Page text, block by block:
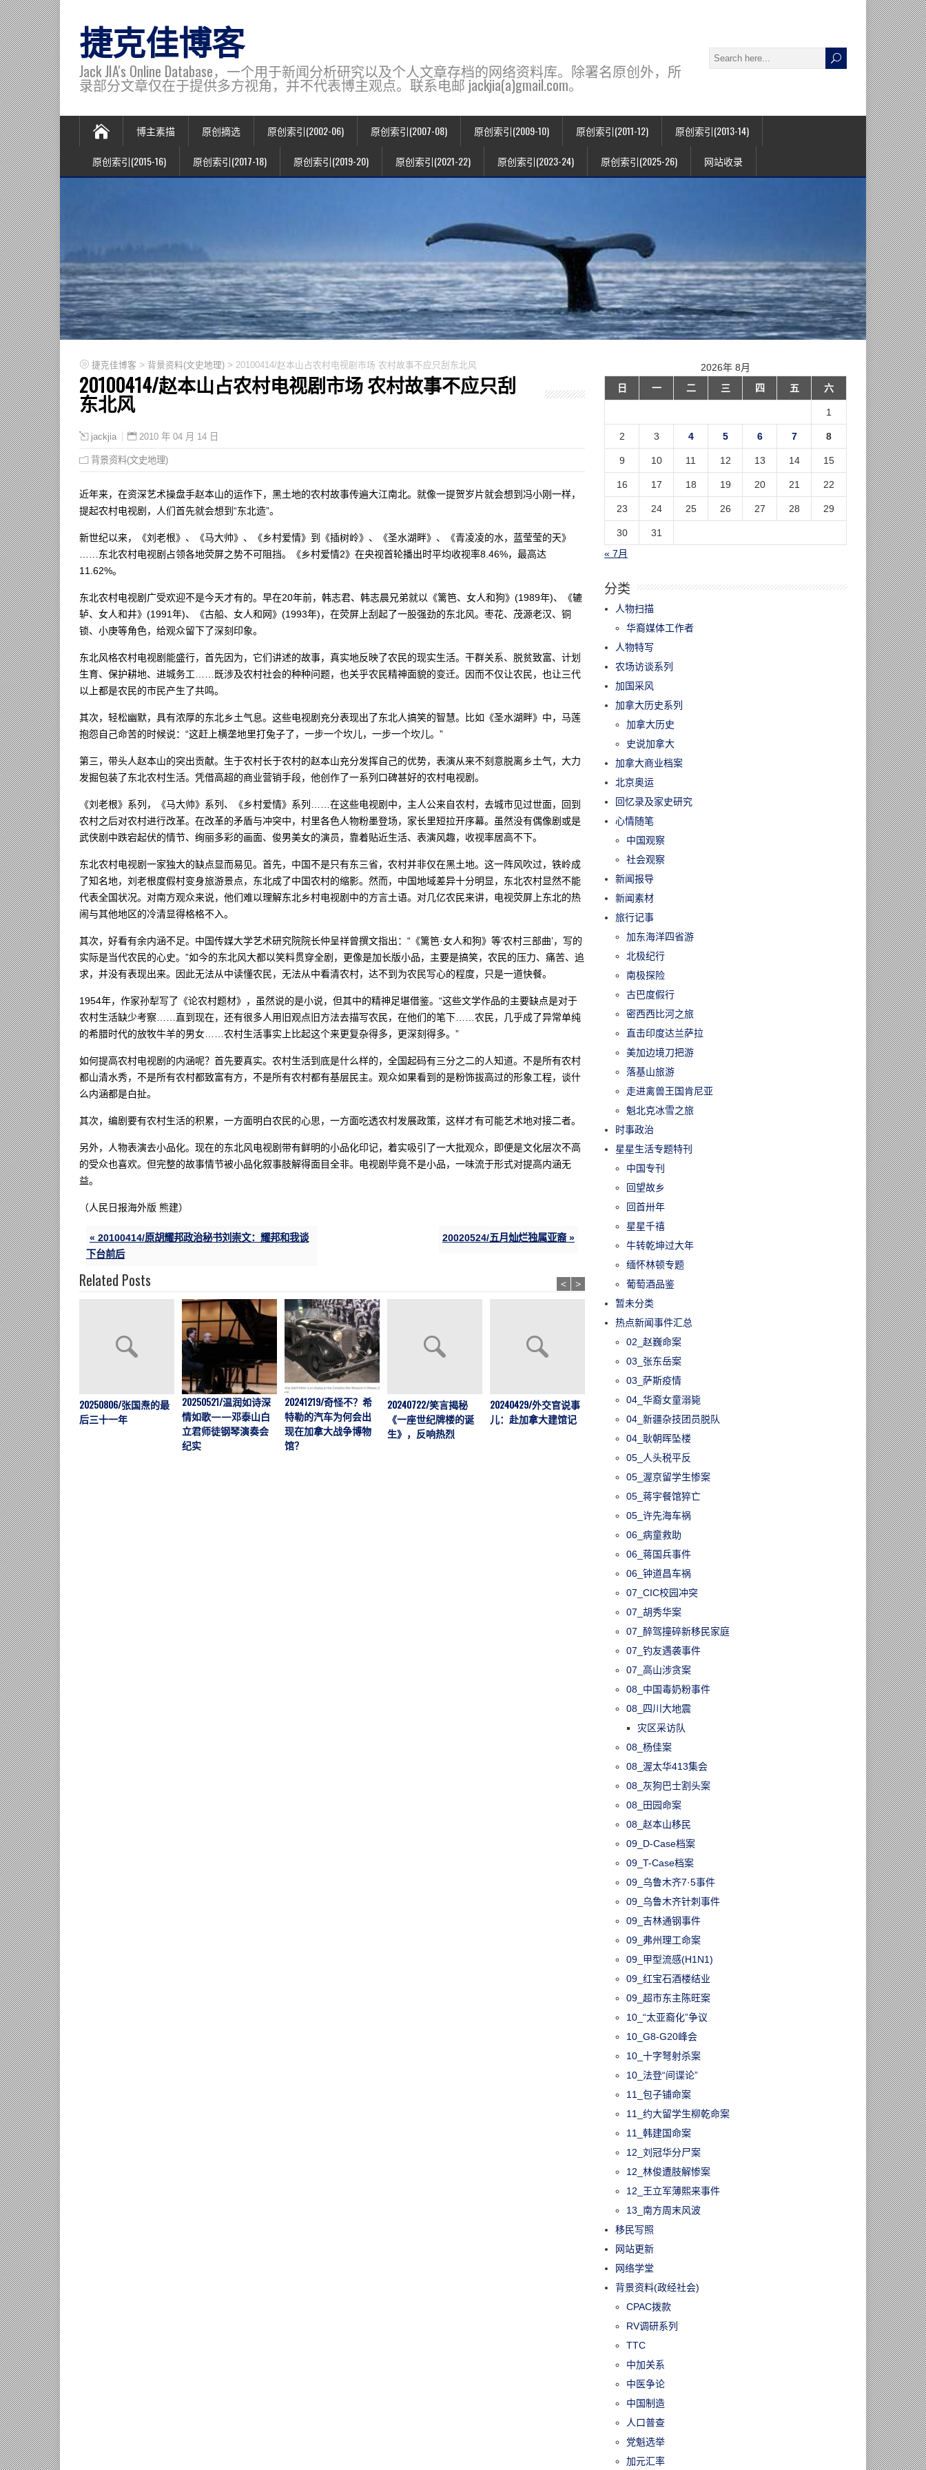
捷克佳博客
Jack JIA's Online Database，一个用于新闻分析研究以及个人文章存档的网络资料库。除署名原创外，所
录部分文章仅在于提供多方视角，并不代表博主观点。联系电邮 jackjia(a)gmail.com。
博主素描 原创摘选 原创索引(2002-06) 原创索引(2007-08) 原创索引(2009-10) 原创索引(2011-12) 原创索引(2013-14)
原创索引(2015-16) 原创索引(2017-18) 原创索引(2019-20) 原创索引(2021-22) 原创索引(2023-24) 原创索引(2025-26) 网站收录
捷克佳博客 > 背景资料(文史地理) > 20100414/赵本山占农村电视剧市场 农村故事不应只刮东北风
20100414/赵本山占农村电视剧市场 农村故事不应只刮
东北风
jackjia 2010 年 04 月 14 日
背景资料(文史地理)
近年来，在资深艺术操盘手赵本山的运作下，黑土地的农村故事传遍大江南北。就像一提贺岁片就会想到冯小刚一样，
提起农村电视剧，人们首先就会想到“东北造”。
新世纪以来，《刘老根》、《马大帅》、《乡村爱情》到《插树岭》、《圣水湖畔》、《青凌凌的水，蓝莹莹的天》
……东北农村电视剧占领各地荧屏之势不可阻挡。《乡村爱情2》在央视首轮播出时平均收视率8.46%，最高达
11.62%。
东北农村电视剧广受欢迎不是今天才有的。早在20年前，韩志君、韩志晨兄弟就以《篱笆、女人和狗》(1989年)、《辘
轳、女人和井》(1991年)、《古船、女人和网》(1993年)，在荧屏上刮起了一股强劲的东北风。枣花、茂源老汉、铜
锁、小庚等角色，给观众留下了深刻印象。
东北风格农村电视剧能盛行，首先因为，它们讲述的故事，真实地反映了农民的现实生活。干群关系、脱贫致富、计划
生育、保护耕地、进城务工……既涉及农村社会的种种问题，也关乎农民精神面貌的变迁。因而不仅让农民，也让三代
以上都是农民的市民产生了共鸣。
其次，轻松幽默，具有浓厚的东北乡土气息。这些电视剧充分表现出了东北人搞笑的智慧。比如《圣水湖畔》中，马莲
抱怨自己命苦的时候说：“这赶上横垄地里打兔子了，一步一个坎儿，一步一个坎儿。”
第三，带头人赵本山的突出贡献。生于农村长于农村的赵本山充分发挥自己的优势，表演从来不刻意脱离乡土气，大力
发掘包装了东北农村生活。凭借高超的商业营销手段，他创作了一系列口碑甚好的农村电视剧。
《刘老根》系列，《马大帅》系列、《乡村爱情》系列……在这些电视剧中，主人公来自农村，去城市见过世面，回到
农村之后对农村进行改革。在改革的矛盾与冲突中，村里各色人物粉墨登场，家长里短拉开序幕。虽然没有偶像剧或是
武侠剧中跌宕起伏的情节、绚丽多彩的画面、俊男美女的演员，靠着贴近生活、表演风趣，收视率居高不下。
东北农村电视剧一家独大的缺点显而易见。首先，中国不是只有东三省，农村并非仅在黑土地。这一阵风吹过，铁岭成
了知名地，刘老根度假村变身旅游景点，东北成了中国农村的缩影。然而，中国地域差异十分明显，东北农村显然不能
代表全国状况。对南方观众来说，他们难以理解东北乡村电视剧中的方言土语。对几亿农民来讲，电视荧屏上东北的热
闹与其他地区的冷清显得格格不入。
其次，好看有余内涵不足。中国传媒大学艺术研究院院长仲呈祥曾撰文指出：“《篱笆·女人和狗》等‘农村三部曲’，写的
实际是当代农民的心史。”如今的东北风大都以笑料贯穿全剧，更像是加长版小品，主要是搞笑，农民的压力、痛苦、追
求，并没有表现出来。因此无法从中读懂农民，无法从中看清农村，达不到为农民写心的程度，只是一道快餐。
1954年，作家孙犁写了《论农村题材》，虽然说的是小说，但其中的精神足堪借鉴。“这些文学作品的主要缺点是对于
农村生活缺少考察……直到现在，还有很多人用旧观点旧方法去描写农民，在他们的笔下……农民，几乎成了异常单纯
的希腊时代的放牧牛羊的男女……农村生活事实上比起这个来更复杂得多，更深刻得多。”
如何提高农村电视剧的内涵呢？首先要真实。农村生活到底是什么样的，全国起码有三分之二的人知道。不是所有农村
都山清水秀，不是所有农村都致富有方，不是所有农村都有基层民主。观众如果看到的是粉饰拔高过的形象工程，谈什
么内涵都是白扯。
其次，编剧要有农村生活的积累，一方面明白农民的心思，一方面吃透农村发展政策，这样才有可能艺术地对接二者。
另外，人物表演去小品化。现在的东北风电视剧带有鲜明的小品化印记，着实吸引了一大批观众，即便是文化层次不高
的受众也喜欢。但完整的故事情节被小品化叙事肢解得面目全非。电视剧毕竟不是小品，一味流于形式对提高内涵无
益。
（人民日报海外版 熊建）
« 20100414/原胡耀邦政治秘书刘崇文：耀邦和我谈
下台前后
20020524/五月灿烂独属亚裔 »
Related Posts
20250806/张国焘的最
后三十一年
20250521/温润如诗深
情如歌——邓泰山白
立君师徒钢琴演奏会
纪实
20241219/奇怪不？希
特勒的汽车为何会出
现在加拿大战争博物
馆？
20240722/笑言揭秘
《一座世纪牌楼的诞
生》，反响热烈
20240429/外交官说事
儿：赴加拿大建馆记
20231023/皇家庄园将
举行名家枫彩精品联
展暨首届酒文化节
< >
2026年 8月
日
一 二 三 四 五 六
1
2 3 4 5 6 7 8
9 10 11 12 13 14 15
16 17 18 19 20 21 22
23 24 25 26 27 28 29
30
31
« 7月
分类
人物扫描
华裔媒体工作者
人物特写
农场访谈系列
加国采风
加拿大历史系列
加拿大历史
史说加拿大
加拿大商业档案
北京奥运
回忆录及家史研究
心情随笔
中国观察
社会观察
新闻报导
新闻素材
旅行记事
加东海洋四省游
北极纪行
南极探险
古巴度假行
密西西比河之旅
直击印度达兰萨拉
美加边境刀把游
落基山旅游
走进禽兽王国肯尼亚
魁北克冰雪之旅
时事政治
星星生活专题特刊
中国专刊
回望故乡
回首卅年
星星千禧
牛转乾坤过大年
缅怀林顿专题
葡萄酒品鉴
暂未分类
热点新闻事件汇总
02_赵巍命案
03_张东岳案
03_萨斯疫情
04_华裔女童溺毙
04_新疆杂技团员脱队
04_耿朝晖坠楼
05_人头税平反
05_渥京留学生惨案
05_蒋宇餐馆猝亡
05_许先海车祸
06_病童救助
06_蒋国兵事件
06_钟道昌车祸
07_CIC校园冲突
07_胡秀华案
07_醉驾撞碎新移民家庭
07_钓友遇袭事件
07_高山涉贪案
08_中国毒奶粉事件
08_四川大地震
灾区采访队
08_杨佳案
08_渥太华413集会
08_灰狗巴士割头案
08_田园命案
08_赵本山移民
09_D-Case档案
09_T-Case档案
09_乌鲁木齐7·5事件
09_乌鲁木齐针刺事件
09_吉林通钢事件
09_弗州理工命案
09_甲型流感(H1N1)
09_红宝石酒楼结业
09_超市东主陈旺案
10_“太亚裔化”争议
10_G8-G20峰会
10_十字弩射杀案
10_法登“间谍论”
11_包子铺命案
11_约大留学生柳乾命案
11_韩建国命案
12_刘冠华分尸案
12_林俊遭肢解惨案
12_王立军薄熙来事件
13_南方周末风波
移民写照
网站更新
网络学堂
背景资料(政经社会)
CPAC拨款
RV调研系列
TTC
中加关系
中医争论
中国制造
人口普查
党魁选举
加元汇率